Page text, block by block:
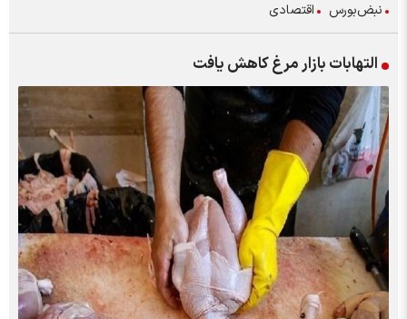
نبض‌بورس اقتصادی
التهابات بازار مرغ کاهش یافت